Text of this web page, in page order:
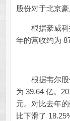
股份对于北京
根据豪威科
年的营收约为
根据韦尔股
为 39.64 亿。
元。对比去年
比下滑了